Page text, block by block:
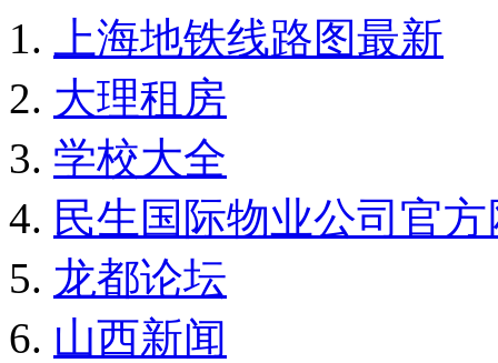
上海地铁线路图最新
大理租房
学校大全
民生国际物业公司官
龙都论坛
山西新闻